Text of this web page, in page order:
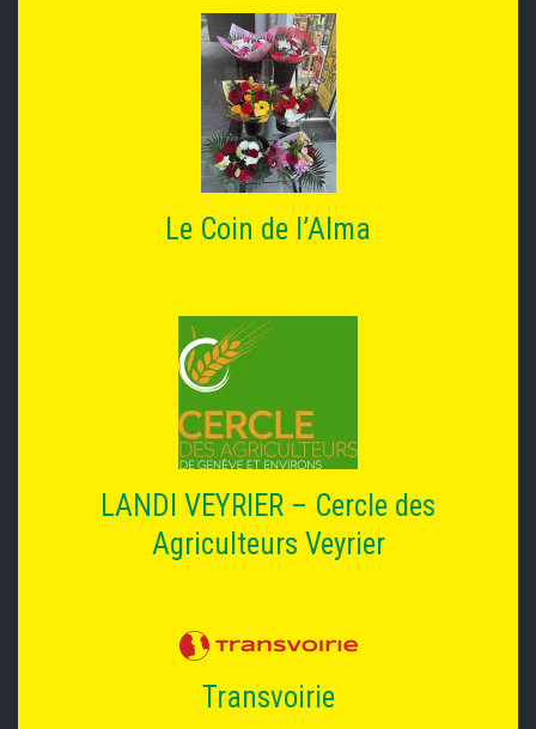
Le Coin de l’Alma
LANDI VEYRIER – Cercle des
Agriculteurs Veyrier
Transvoirie